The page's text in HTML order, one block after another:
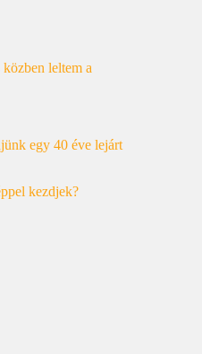
leltem a
egy 40 éve lejárt
kezdjek?